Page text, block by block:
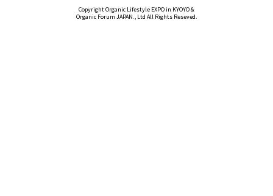
Copyright Organic Lifestyle EXPO in KYOYO &
Organic Forum JAPAN., Ltd All Rights Reseved.